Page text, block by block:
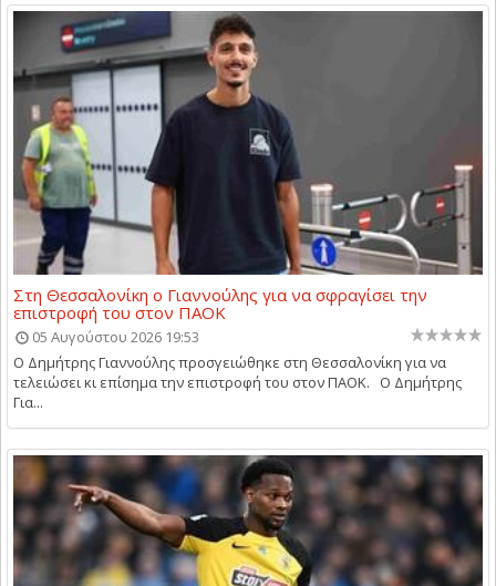
Στη Θεσσαλονίκη ο Γιαννούλης για να σφραγίσει την
επιστροφή του στον ΠΑΟΚ
05 Αυγούστου 2026 19:53
Ο Δημήτρης Γιαννούλης προσγειώθηκε στη Θεσσαλονίκη για να
τελειώσει κι επίσημα την επιστροφή του στον ΠΑΟΚ. Ο Δημήτρης
Για...